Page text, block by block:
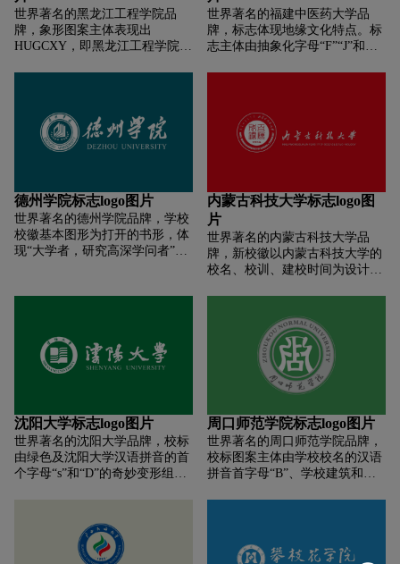
世界著名的黑龙江工程学院品
牌，象形图案主体表现出
HUGCXY，即黑龙江工程学院校
握的基本形态，象征全校师生员
工和谐共处、团结进取的精神风
貌;绿色代表蓬勃生机与活力，蓝
世界著名的福建中医药大学品
牌，标志体现地缘文化特点。标
志主体由抽象化字母“F”“J”和太
征。太极图阴阳合抱的造型是传
统中医的象征性标志，它体现了
中医阴阳和谐的理念。
德州学院标志logo图片
世界著名的德州学院品牌，学校
校徽基本图形为打开的书形，体
现“大学者，研究高深学问者”的
研究、社会服务、文化传承创新
内容。校徽书本由两片绿叶托
起，其一象征学校充满生命力，
内蒙古科技大学标志logo图
片
世界著名的内蒙古科技大学品
牌，新校徽以内蒙古科技大学的
校名、校训、建校时间为设计元
此字体方正、稳重、硬朗能充分
体现出该标志的立意。此标志外
形为正圆形，圆形象征和谐、完
美，也蕴含着中国古代哲学思想
中天圆地方的理念。环绕中心的
分别为内蒙古科技大学的蒙文、
中文和英文名称。这些字体在动
静、虚实等方面相互映衬，形成
较佳的视觉效果。校徽颜色采用
正红色(在色谱中标值为
C=0M=100 Y=100K=0)，红色在
水的颜色，深刻体现着百炼成钢
的寓意。
沈阳大学标志logo图片
世界著名的沈阳大学品牌，校标
由绿色及沈阳大学汉语拼音的首
个字母“s”和“D”的奇妙变形组
的坚实和浑厚。校标的主体色是
绿色，代表生命，孕含希望和发
展，象征着校园的现代化建设和
周口师范学院标志logo图片
世界著名的周口师范学院品牌，
校标图案主体由学校校名的汉语
拼音首字母“B”、学校建筑和阿
母“B”环绕学校建筑幻化为腾飞